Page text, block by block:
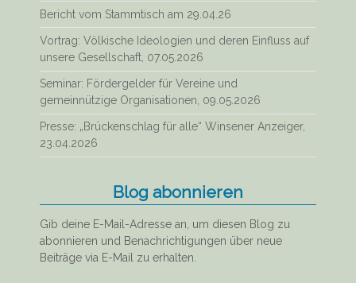
Bericht vom Stammtisch am 29.04.26
Vortrag: Völkische Ideologien und deren Einfluss auf
unsere Gesellschaft, 07.05.2026
Seminar: Fördergelder für Vereine und
gemeinnützige Organisationen, 09.05.2026
Presse: „Brückenschlag für alle“ Winsener Anzeiger,
23.04.2026
Blog abonnieren
Gib deine E-Mail-Adresse an, um diesen Blog zu
abonnieren und Benachrichtigungen über neue
Beiträge via E-Mail zu erhalten.